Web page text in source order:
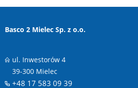
Basco 2 Mielec Sp. z o.o.
ul. Inwestorów 4
39-300 Mielec
+48 17 583 09 39